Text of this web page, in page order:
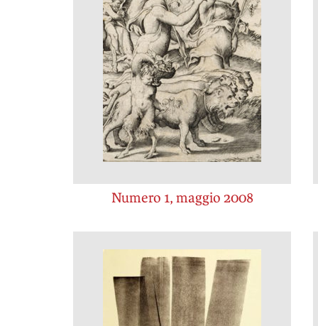
Numero 1, maggio 2008